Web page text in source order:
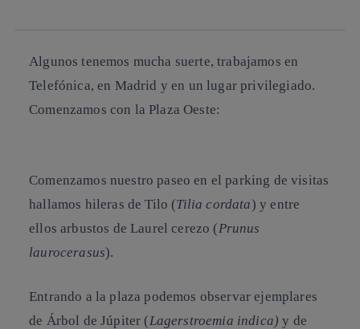
Algunos tenemos mucha suerte, trabajamos en
Telefónica, en Madrid y en un lugar privilegiado.
Comenzamos con la Plaza Oeste:
Comenzamos nuestro paseo en el parking de visitas
hallamos hileras deTilo (Tilia cordata) y entre
ellos arbustos deLaurel cerezo (Prunus
laurocerasus).
Entrando a la plaza podemos observar ejemplares
de Árbol de Júpiter (Lagerstroemia indica)y de